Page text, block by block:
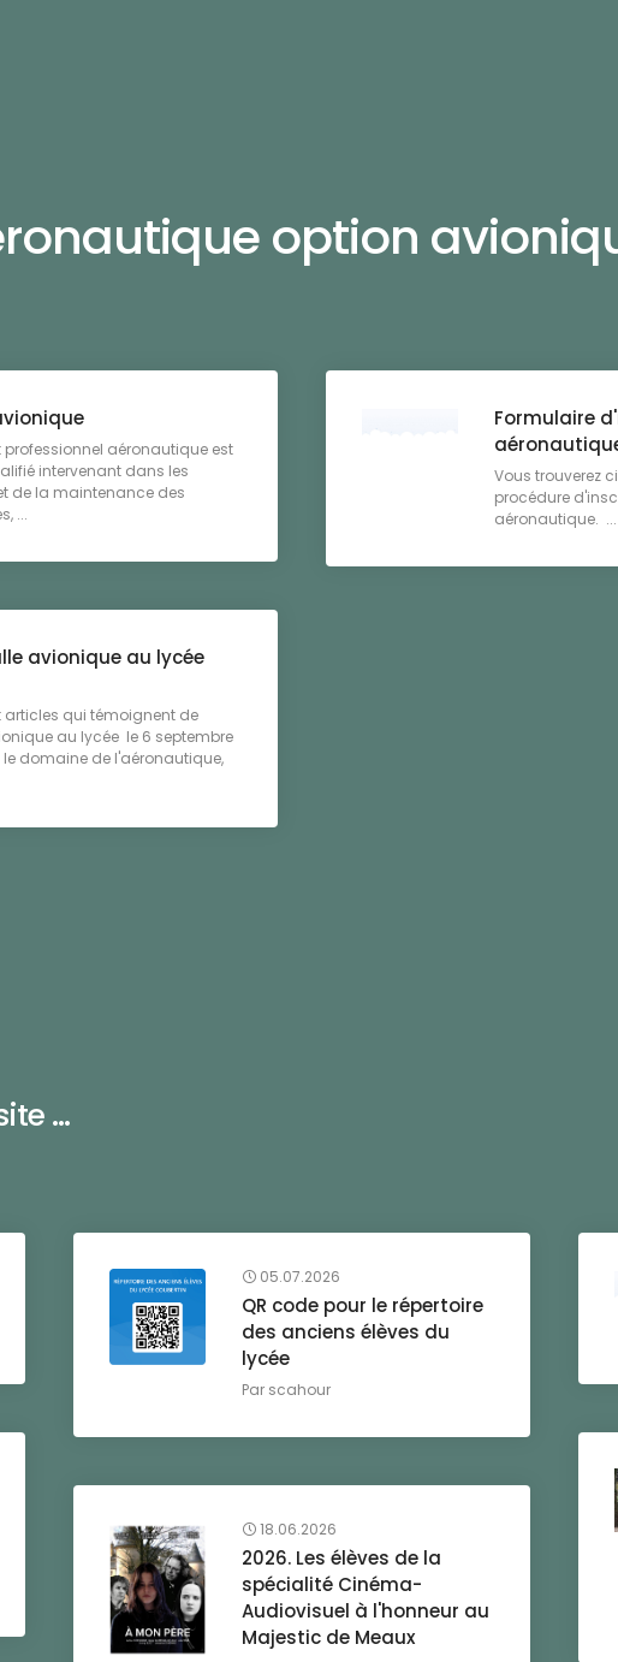
option
aéronautique est
intervenant dans les
de la maintenance des
...
Formulaire
Vous trouverez
procédure
aéronautique. ...
avionique au lycée
articles qui témoignent de
au lycée le 6 septembre
domaine de l'aéronautique,
...
05.07.2026
QR code pour le répertoire
des anciens élèves du
lycée
Par scahour
18.06.2026
2026. Les élèves de la
spécialité Cinéma-
Audiovisuel à l'honneur au
Majestic de Meaux